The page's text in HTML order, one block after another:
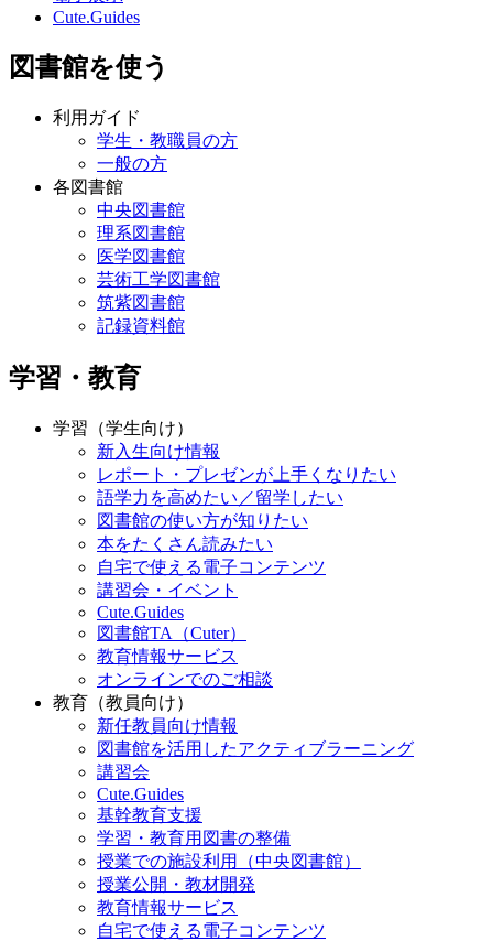
Cute.Guides
図書館を使う
利用ガイド
学生・教職員の方
一般の方
各図書館
中央図書館
理系図書館
医学図書館
芸術工学図書館
筑紫図書館
記録資料館
学習・教育
学習（学生向け）
新入生向け情報
レポート・プレゼンが上手くなりたい
語学力を高めたい／留学したい
図書館の使い方が知りたい
本をたくさん読みたい
自宅で使える電子コンテンツ
講習会・イベント
Cute.Guides
図書館TA（Cuter）
教育情報サービス
オンラインでのご相談
教育（教員向け）
新任教員向け情報
図書館を活用したアクティブラーニング
講習会
Cute.Guides
基幹教育支援
学習・教育用図書の整備
授業での施設利用（中央図書館）
授業公開・教材開発
教育情報サービス
自宅で使える電子コンテンツ